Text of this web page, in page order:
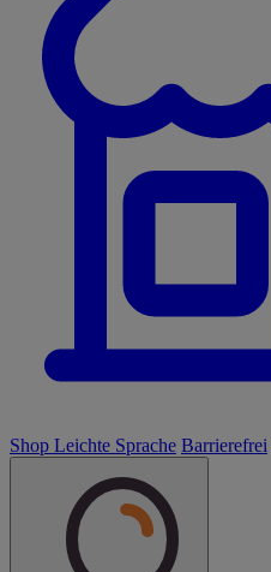
Shop Leichte Sprache Barrierefrei